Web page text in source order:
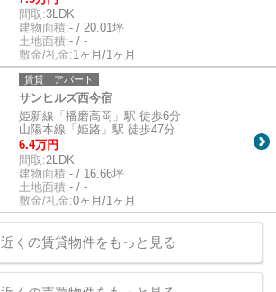
間取:3LDK
建物面積:- / 20.01坪
土地面積:- / -
敷金/礼金:1ヶ月/1ヶ月
賃貸｜アパート
サンヒルズ西今宿
姫新線「播磨高岡」駅 徒歩6分
山陽本線「姫路」駅 徒歩47分
6.4万円
間取:2LDK
建物面積:- / 16.66坪
土地面積:- / -
敷金/礼金:0ヶ月/1ヶ月
近くの賃貸物件をもっと見る